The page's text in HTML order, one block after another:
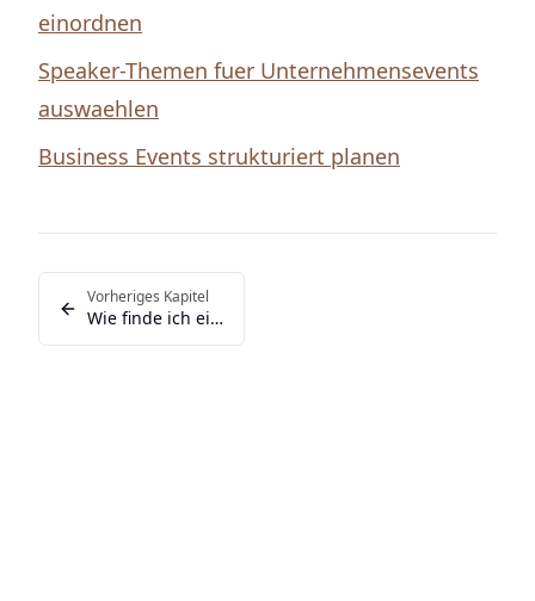
einordnen
Speaker-Themen fuer Unternehmensevents
auswaehlen
Business Events strukturiert planen
Vorheriges Kapitel
Wie finde ich einen geeigneten Redner fuer mein